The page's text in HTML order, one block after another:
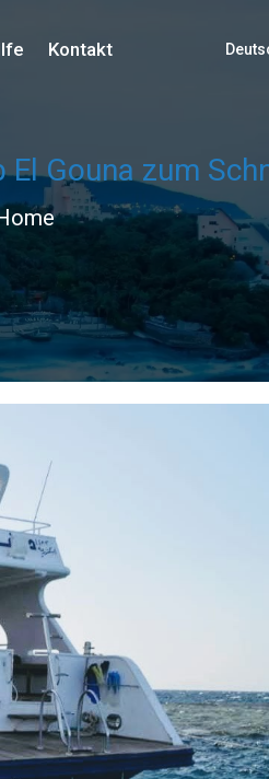
Kontakt
Gouna zum